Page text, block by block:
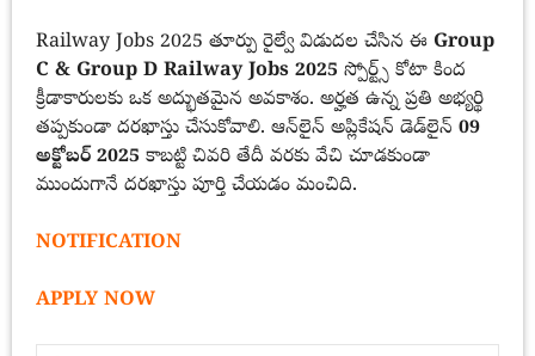
Railway Jobs 2025 తూర్పు రైల్వే విడుదల చేసిన ఈ Group
C & Group D Railway Jobs 2025 స్పోర్ట్స్ కోటా కింద
క్రీడాకారులకు ఒక అద్భుతమైన అవకాశం. అర్హత ఉన్న ప్రతి అభ్యర్థి
తప్పకుండా దరఖాస్తు చేసుకోవాలి. ఆన్‌లైన్ అప్లికేషన్ డెడ్‌లైన్ 09
అక్టోబర్ 2025 కాబట్టి చివరి తేదీ వరకు వేచి చూడకుండా
ముందుగానే దరఖాస్తు పూర్తి చేయడం మంచిది.
NOTIFICATION
APPLY NOW